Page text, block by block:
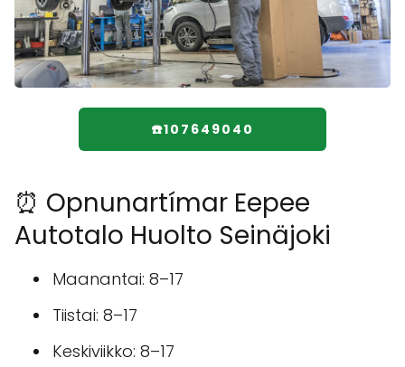
☎️107649040
⏰ Opnunartímar Eepee
Autotalo Huolto Seinäjoki
Maanantai: 8–17
Tiistai: 8–17
Keskiviikko: 8–17